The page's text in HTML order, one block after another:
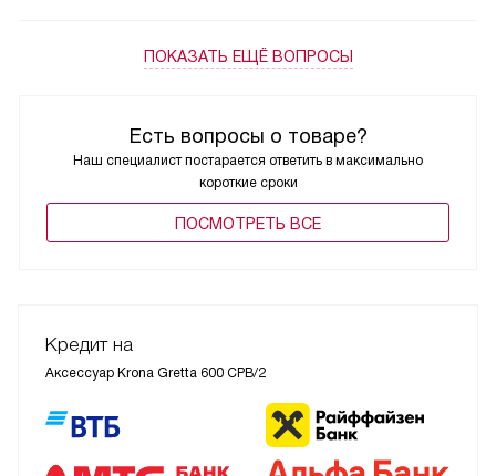
Есть вопросы о товаре?
Наш специалист постарается ответить в максимально
короткие сроки
ПОCМОТРЕТЬ ВСЕ
ПОКАЗАТЬ ЕЩЁ ВОПРОСЫ
Кредит на
Аксессуар Krona Gretta 600 CPB/2